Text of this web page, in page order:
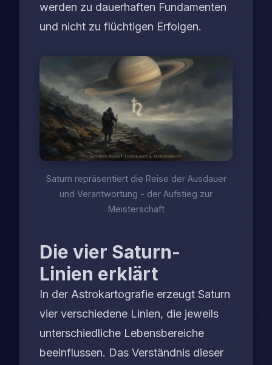
werden zu dauerhaften Fundamenten
und nicht zu flüchtigen Erfolgen.
Saturn repräsentiert die Reise der Ausdauer
und Verantwortung - der Aufstieg zur
Meisterschaft
Die vier Saturn-
Linien erklärt
In der Astrokartografie erzeugt Saturn
vier verschiedene Linien, die jeweils
unterschiedliche Lebensbereiche
beeinflussen. Das Verständnis dieser